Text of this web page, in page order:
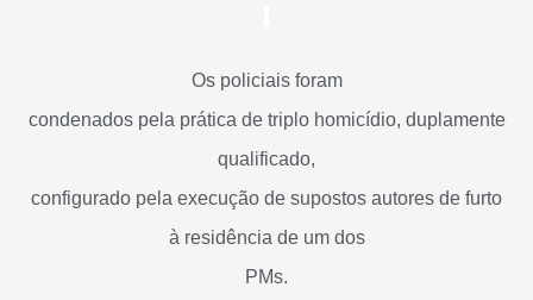
Os policiais foram
condenados pela prática de triplo homicídio, duplamente
qualificado,
configurado pela execução de supostos autores de furto
à residência de um dos
PMs.